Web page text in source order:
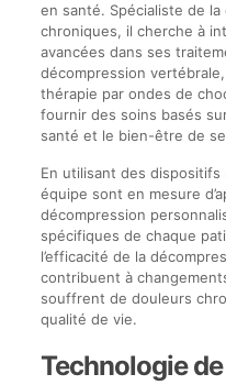
en santé. Spécialiste de
chroniques, il cherche à
avancées dans ses
décompression
thérapie par ondes de
fournir des soins basés
santé et le bien-être de
En utilisant des
équipe sont en mesure
décompression
spécifiques de chaque
l’efficacité de la
contribuent à
souffrent de douleurs
qualité de vie.
Technologie